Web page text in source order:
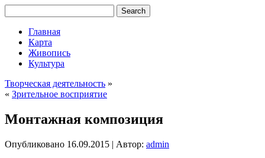
Главная
Карта
Живопись
Культура
Творческая деятельность »
« Зрительное восприятие
Монтажная композиция
Опубликовано 16.09.2015 | Автор: admin